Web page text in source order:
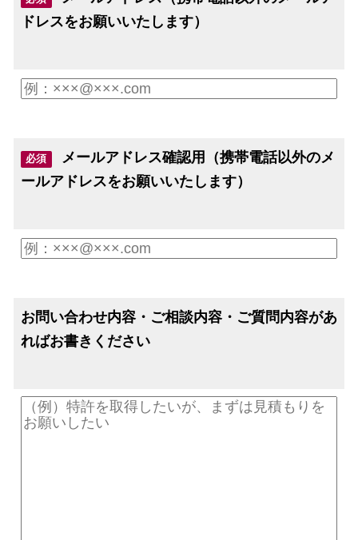
ドレスをお願いいたします）
必須
メールアドレス確認用（携帯電話以外のメ
ールアドレスをお願いいたします）
お問い合わせ内容・ご相談内容・ご質問内容があ
ればお書きください